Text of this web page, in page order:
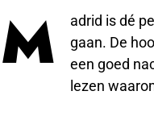
M
adrid is dé
gaan. De
een goed
lezen